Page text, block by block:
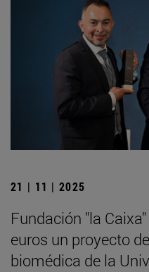
21 | 11 | 2025
Fundación "la
euros un proyecto
biomédica de la